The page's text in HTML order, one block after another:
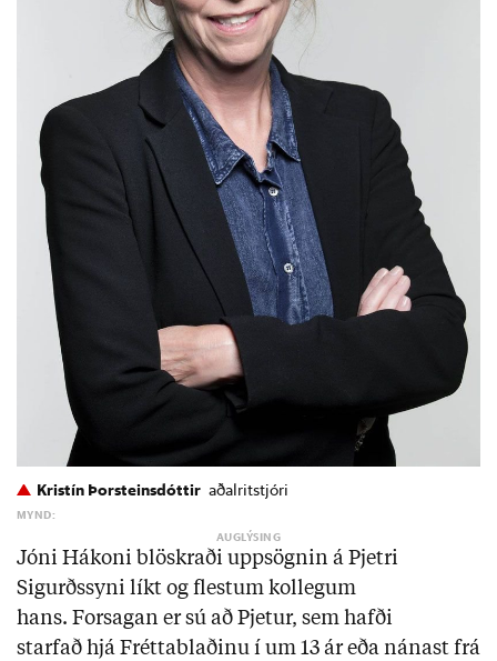
Kristín Þorsteinsdóttir aðalritstjóri
MYND:
Jóni Hákoni blöskraði uppsögnin á Pjetri
Sigurðssyni líkt og flestum kollegum
hans. Forsagan er sú að Pjetur, sem hafði
starfað hjá Fréttablaðinu í um 13 ár eða nánast frá